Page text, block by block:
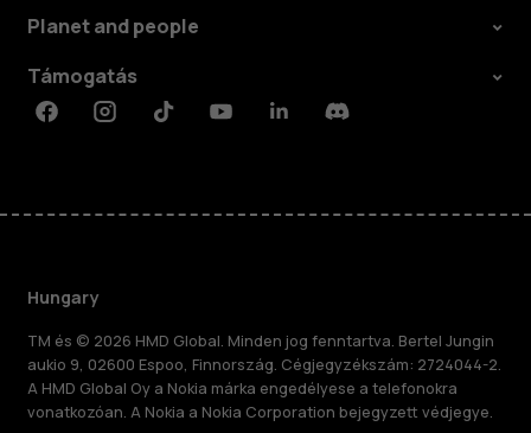
Planet and people
Támogatás
FacebookInstagramTiktokYoutubeLinkedinDiscord
Hungary
TM és © 2026 HMD Global. Minden jog fenntartva. Bertel Jungin
aukio 9, 02600 Espoo, Finnország. Cégjegyzékszám: 2724044-2.
A HMD Global Oy a Nokia márka engedélyese a telefonokra
vonatkozóan. A Nokia a Nokia Corporation bejegyzett védjegye.